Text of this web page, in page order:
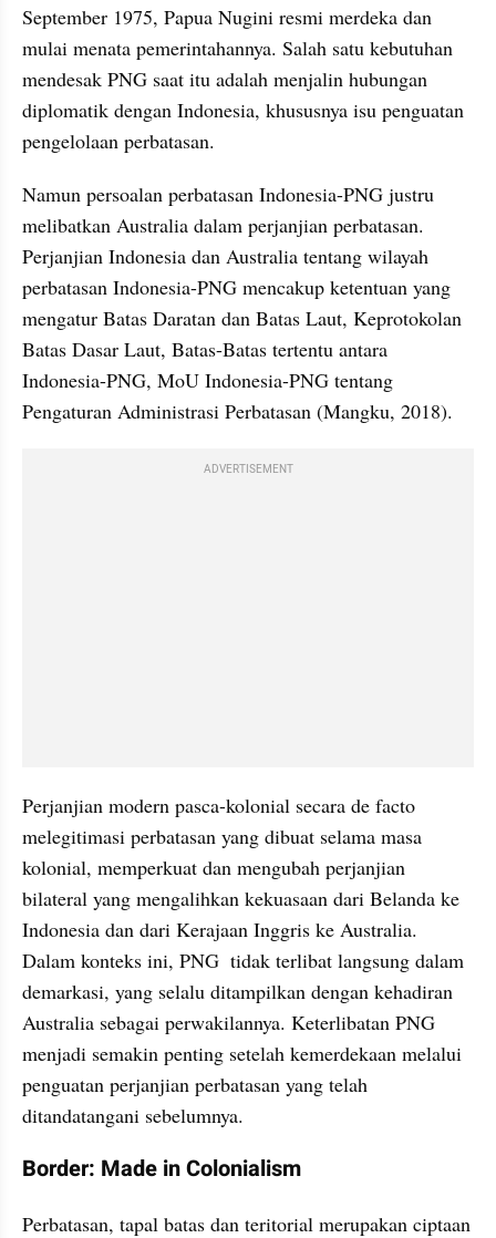
September 1975, Papua Nugini resmi merdeka dan
mulai menata pemerintahannya. Salah satu kebutuhan
mendesak PNG saat itu adalah menjalin hubungan
diplomatik dengan Indonesia, khususnya isu penguatan
pengelolaan perbatasan.
Namun persoalan perbatasan Indonesia-PNG justru
melibatkan Australia dalam perjanjian perbatasan.
Perjanjian Indonesia dan Australia tentang wilayah
perbatasan Indonesia-PNG mencakup ketentuan yang
mengatur Batas Daratan dan Batas Laut, Keprotokolan
Batas Dasar Laut, Batas-Batas tertentu antara
Indonesia-PNG, MoU Indonesia-PNG tentang
Pengaturan Administrasi Perbatasan (Mangku, 2018).
ADVERTISEMENT
Perjanjian modern pasca-kolonial secara de facto
melegitimasi perbatasan yang dibuat selama masa
kolonial, memperkuat dan mengubah perjanjian
bilateral yang mengalihkan kekuasaan dari Belanda ke
Indonesia dan dari Kerajaan Inggris ke Australia.
Dalam konteks ini, PNG  tidak terlibat langsung dalam
demarkasi, yang selalu ditampilkan dengan kehadiran
Australia sebagai perwakilannya. Keterlibatan PNG
menjadi semakin penting setelah kemerdekaan melalui
penguatan perjanjian perbatasan yang telah
ditandatangani sebelumnya.
Border: Made in Colonialism
Perbatasan, tapal batas dan teritorial merupakan ciptaan